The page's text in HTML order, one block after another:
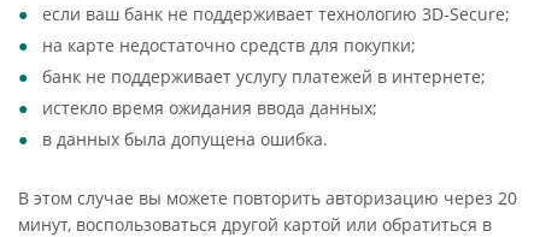
если ваш банк не поддерживает технологию 3D-Secure;
на карте недостаточно средств для покупки;
банк не поддерживает услугу платежей в интернете;
истекло время ожидания ввода данных;
в данных была допущена ошибка.
В этом случае вы можете повторить авторизацию через 20
минут, воспользоваться другой картой или обратиться в